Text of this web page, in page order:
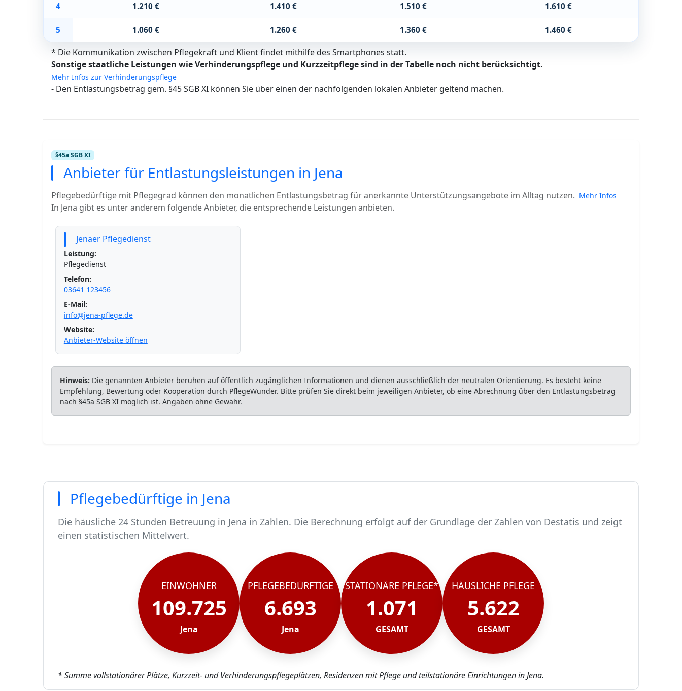
4 1.210 € 1.410 € 1.510 € 1.610 €
5 1.060 € 1.260 € 1.360 € 1.460 €
* Die Kommunikation zwischen Pflegekraft und Klient findet mithilfe des Smartphones statt.
Sonstige staatliche Leistungen wie Verhinderungspflege und Kurzzeitpflege sind in der Tabelle noch nicht berücksichtigt.
Mehr Infos zur Verhinderungspflege
- Den Entlastungsbetrag gem. §45 SGB XI können Sie über einen der nachfolgenden lokalen Anbieter geltend machen.
§45a SGB XI
Anbieter für Entlastungsleistungen in Jena
Pflegebedürftige mit Pflegegrad können den monatlichen Entlastungsbetrag für anerkannte Unterstützungsangebote im Alltag nutzen. Mehr Infos
In Jena gibt es unter anderem folgende Anbieter, die entsprechende Leistungen anbieten.
Jenaer Pflegedienst
Leistung:
Pflegedienst
Telefon:
03641 123456
E-Mail:
info@jena-pflege.de
Website:
Anbieter-Website öffnen
Hinweis: Die genannten Anbieter beruhen auf öffentlich zugänglichen Informationen und dienen ausschließlich der neutralen Orientierung. Es besteht keine
Empfehlung, Bewertung oder Kooperation durch PflegeWunder. Bitte prüfen Sie direkt beim jeweiligen Anbieter, ob eine Abrechnung über den Entlastungsbetrag
nach §45a SGB XI möglich ist. Angaben ohne Gewähr.
Pflegebedürftige in Jena
Die häusliche 24 Stunden Betreuung in Jena in Zahlen. Die Berechnung erfolgt auf der Grundlage der Zahlen von Destatis und zeigt
einen statistischen Mittelwert.
In Jena leben rund 109725 Menschen.
Von diesen 109725 Einwohnern sind rund 6693 pflegebedürftig.
Ca. 1071 dieser pflegebedürftigen Menschen werden stationär gepflegt*.
Der Großteil der Pflegebedürftigen in Jena, rund 5622 werden häuslich gepflegt.
EINWOHNER
109.725
Jena
PFLEGEBEDÜRFTIGE
6.693
Jena
STATIONÄRE PFLEGE*
1.071
GESAMT
HÄUSLICHE PFLEGE
5.622
GESAMT
* Summe vollstationärer Plätze, Kurzzeit- und Verhinderungspflegeplätzen, Residenzen mit Pflege und teilstationäre Einrichtungen in Jena.